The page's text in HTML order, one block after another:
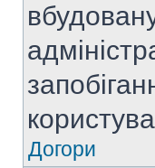
Догори